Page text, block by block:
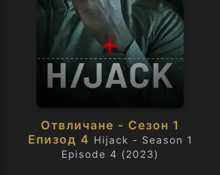
Отвличане - Сезон 1
Епизод 4 Hijack - Season 1
Episode 4 (2023)